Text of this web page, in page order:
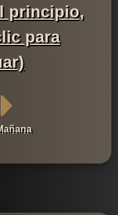
principio,
para